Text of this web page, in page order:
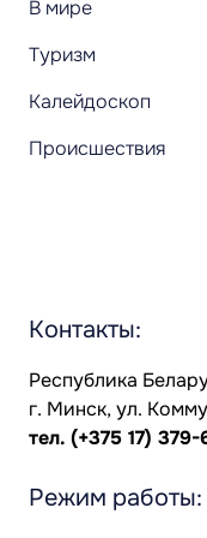
В мире
Туризм
Калейдоскоп
Происшествия
Контакты:
Республика
г. Минск, ул.
тел. (+375 17) 379-
Режим работы: